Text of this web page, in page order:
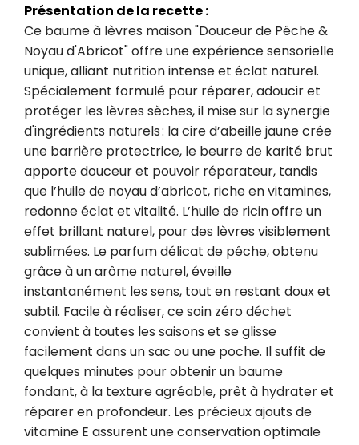
Présentation de la recette :
Ce baume à lèvres maison "Douceur de Pêche &
Noyau d'Abricot" offre une expérience sensorielle
unique, alliant nutrition intense et éclat naturel.
Spécialement formulé pour réparer, adoucir et
protéger les lèvres sèches, il mise sur la synergie
d'ingrédients naturels : la cire d’abeille jaune crée
une barrière protectrice, le beurre de karité brut
apporte douceur et pouvoir réparateur, tandis
que l’huile de noyau d’abricot, riche en vitamines,
redonne éclat et vitalité. L’huile de ricin offre un
effet brillant naturel, pour des lèvres visiblement
sublimées. Le parfum délicat de pêche, obtenu
grâce à un arôme naturel, éveille
instantanément les sens, tout en restant doux et
subtil. Facile à réaliser, ce soin zéro déchet
convient à toutes les saisons et se glisse
facilement dans un sac ou une poche. Il suffit de
quelques minutes pour obtenir un baume
fondant, à la texture agréable, prêt à hydrater et
réparer en profondeur. Les précieux ajouts de
vitamine E assurent une conservation optimale